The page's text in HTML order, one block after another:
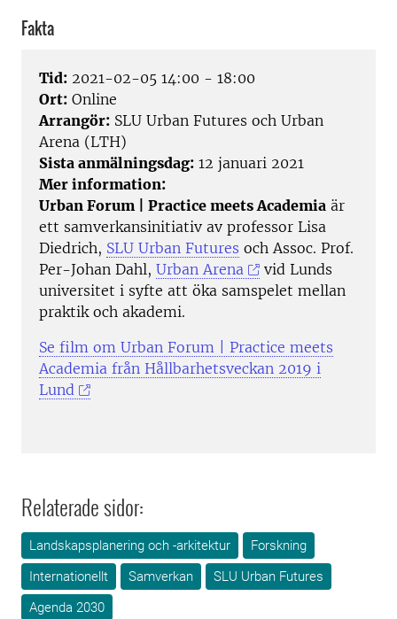
Fakta
Tid: 2021-02-05 14:00 - 18:00
Ort: Online
Arrangör: SLU Urban Futures och Urban
Arena (LTH)
Sista anmälningsdag: 12 januari 2021
Mer information:
Urban Forum | Practice meets Academia är
ett samverkansinitiativ av professor Lisa
Diedrich, SLU Urban Futures och Assoc. Prof.
Per-Johan Dahl, Urban Arena
vid Lunds
universitet i syfte att öka samspelet mellan
praktik och akademi.
Se film om Urban Forum | Practice meets
Academia från Hållbarhetsveckan 2019 i
Lund
Relaterade sidor:
Landskapsplanering och -arkitektur
Forskning
Internationellt
Samverkan
SLU Urban Futures
Agenda 2030